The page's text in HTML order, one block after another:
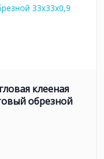
клееная
обрезной